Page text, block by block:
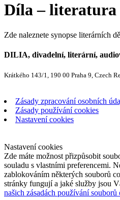
Díla – literatura
Zde naleznete synopse literárních
DILIA, divadelní, literární,
Krátkého 143/1, 190 00 Praha 9, Czech
Zásady zpracování osobních
Zásady používání cookies
Nastavení cookies
Nastavení cookies
Zde máte možnost přizpůsobit
souladu s vlastními preferencemi.
zablokováním některých souborů
stránky fungují a jaké služby jsou
našich zásadách používání souborů